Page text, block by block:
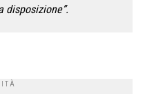
disposizione”.